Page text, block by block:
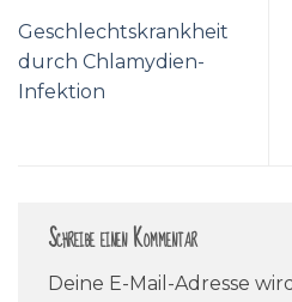
Geschlechtskrankheit
durch Chlamydien-
Infektion
Schreibe einen Kommentar
Deine E-Mail-Adresse